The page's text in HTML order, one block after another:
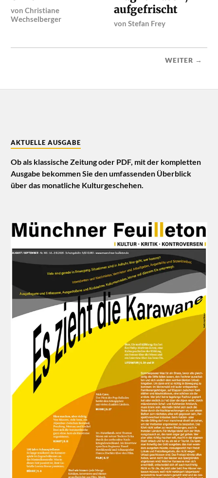
vonChristiane
Wechselberger
aufgefrischt
vonStefan Frey
WEITER →
AKTUELLE AUSGABE
Ob als klassische Zeitung oder PDF, mit der kompletten
Ausgabe bekommen Sie den umfassenden Überblick
über das monatliche Kulturgeschehen.